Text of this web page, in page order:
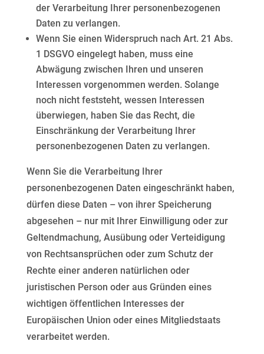
der Verarbeitung Ihrer personenbezogenen
Daten zu verlangen.
Wenn Sie einen Widerspruch nach Art. 21 Abs.
1 DSGVO eingelegt haben, muss eine
Abwägung zwischen Ihren und unseren
Interessen vorgenommen werden. Solange
noch nicht feststeht, wessen Interessen
überwiegen, haben Sie das Recht, die
Einschränkung der Verarbeitung Ihrer
personenbezogenen Daten zu verlangen.
Wenn Sie die Verarbeitung Ihrer
personenbezogenen Daten eingeschränkt haben,
dürfen diese Daten – von ihrer Speicherung
abgesehen – nur mit Ihrer Einwilligung oder zur
Geltendmachung, Ausübung oder Verteidigung
von Rechtsansprüchen oder zum Schutz der
Rechte einer anderen natürlichen oder
juristischen Person oder aus Gründen eines
wichtigen öffentlichen Interesses der
Europäischen Union oder eines Mitgliedstaats
verarbeitet werden.